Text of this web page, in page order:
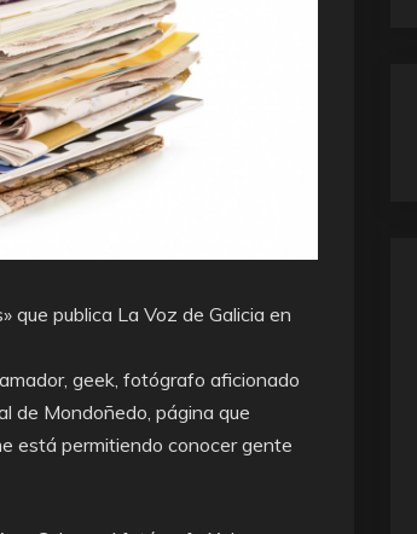
que publica La Voz de Galicia en
geek, fotógrafo aficionado
de Mondoñedo, página que
está permitiendo conocer gente